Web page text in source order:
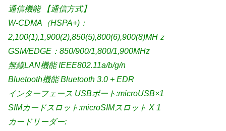
通信機能 【通信方式】
W-CDMA（HSPA+)：
2,100(1),1,900(2),850(5),800(6),900(8)MHｚ
GSM/EDGE：850/900/1,800/1,900MHz
無線LAN機能 IEEE802.11a/b/g/n
Bluetooth機能 Bluetooth 3.0 + EDR
インターフェース USBポート:microUSB×1
SIMカードスロット:microSIMスロット X 1
カードリーダー: